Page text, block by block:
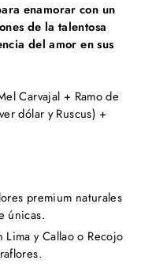
enamorar con un
de la talentosa
del amor en sus
Carvajal + Ramo de
dólar y Ruscus) +
premium naturales
únicas.
y Callao o Recojo